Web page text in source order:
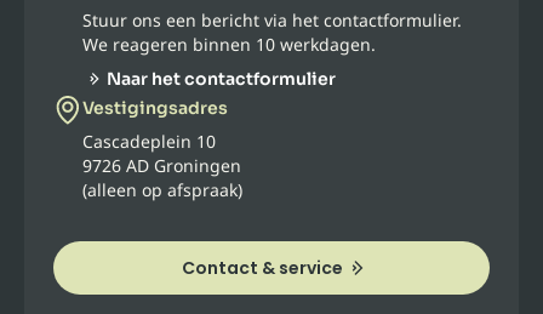
Stuur ons een bericht via het contactformulier.
We reageren binnen 10 werkdagen.
Naar het contactformulier
Vestigingsadres
Cascadeplein 10
9726 AD Groningen
(alleen op afspraak)
Contact & service